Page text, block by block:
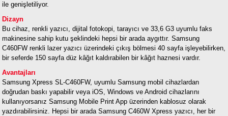
ile genişletiliyor.
Dizayn
Bu cihaz, renkli yazıcı, dijital fotokopi, tarayıcı ve 33,6 G3 uyumlu faks
makinesine sahip kutu şeklindeki hepsi bir arada aygıttır. Samsung
C460FW renkli lazer yazıcı üzerindeki çıkış bölmesi 40 sayfa işleyebilirken,
bir seferde 150 sayfa düz kâğıt kaldırabilen bir kâğıt haznesi vardır.
Avantajları
Samsung Xpress SL-C460FW, uyumlu Samsung mobil cihazlardan
doğrudan baskı yapabilir veya iOS, Windows ve Android cihazlarını
kullanıyorsanız Samsung Mobile Print App üzerinden kablosuz olarak
yazdırabilirsiniz. Hepsi bir arada Samsung C460W Xpress yazıcı, her bir